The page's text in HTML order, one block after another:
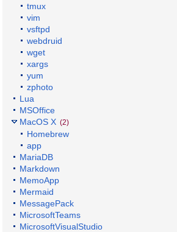
tmux
vim
vsftpd
webdruid
wget
xargs
yum
zphoto
Lua
MSOffice
MacOS X (2)
Homebrew
app
MariaDB
Markdown
MemoApp
Mermaid
MessagePack
MicrosoftTeams
MicrosoftVisualStudio